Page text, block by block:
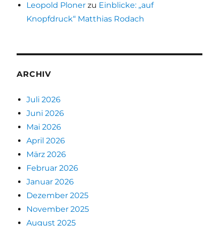
Leopold Ploner zu Einblicke: „auf
Knopfdruck“ Matthias Rodach
ARCHIV
Juli 2026
Juni 2026
Mai 2026
April 2026
März 2026
Februar 2026
Januar 2026
Dezember 2025
November 2025
August 2025